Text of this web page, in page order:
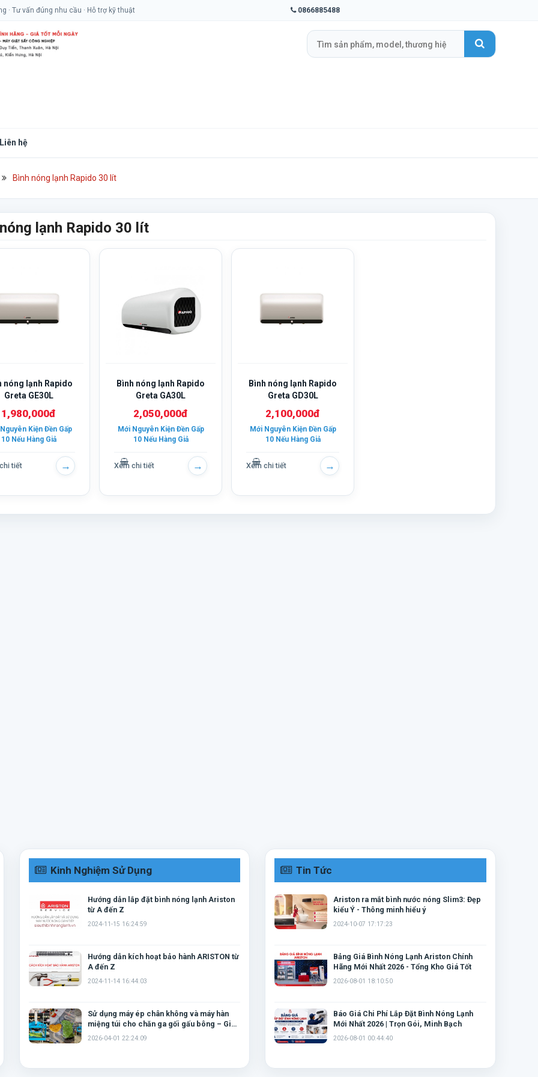
· Tư vấn đúng nhu cầu · Hỗ trợ kỹ thuật 0866885488
Liên hệ
Bình nóng lạnh Rapido 30 lít
lạnh Rapido 30 lít
nóng lạnh Rapido
Greta GE30L
1,980,000đ
Kiện Đền Gấp
10 Nếu Hàng Giả
tiết →
Bình nóng lạnh Rapido
Greta GA30L
2,050,000đ
Mới Nguyên Kiện Đền Gấp
10 Nếu Hàng Giả
Xem chi tiết →
Bình nóng lạnh Rapido
Greta GD30L
2,100,000đ
Mới Nguyên Kiện Đền Gấp
10 Nếu Hàng Giả
Xem chi tiết →
Kinh Nghiệm Sử Dụng
Hướng dẫn lắp đặt bình nóng lạnh Ariston
từ A đến Z
2024-11-15 16:24:59
Hướng dẫn kích hoạt bảo hành ARISTON từ
A đến Z
2024-11-14 16:44:03
Sử dụng máy ép chân không và máy hàn
miệng túi cho chăn ga gối gấu bông – Giải
pháp tiết kiệm không gian và bảo quản
2026-04-01 22:24:09
Tin Tức
Ariston ra mắt bình nước nóng Slim3: Đẹp
kiểu Ý - Thông minh hiểu ý
2024-10-07 17:17:23
Bảng Giá Bình Nóng Lạnh Ariston Chính
Hãng Mới Nhất 2026 - Tổng Kho Giá Tốt
2026-08-01 18:10:50
Báo Giá Chi Phí Lắp Đặt Bình Nóng Lạnh
Mới Nhất 2026 | Trọn Gói, Minh Bạch
2026-08-01 00:44:40